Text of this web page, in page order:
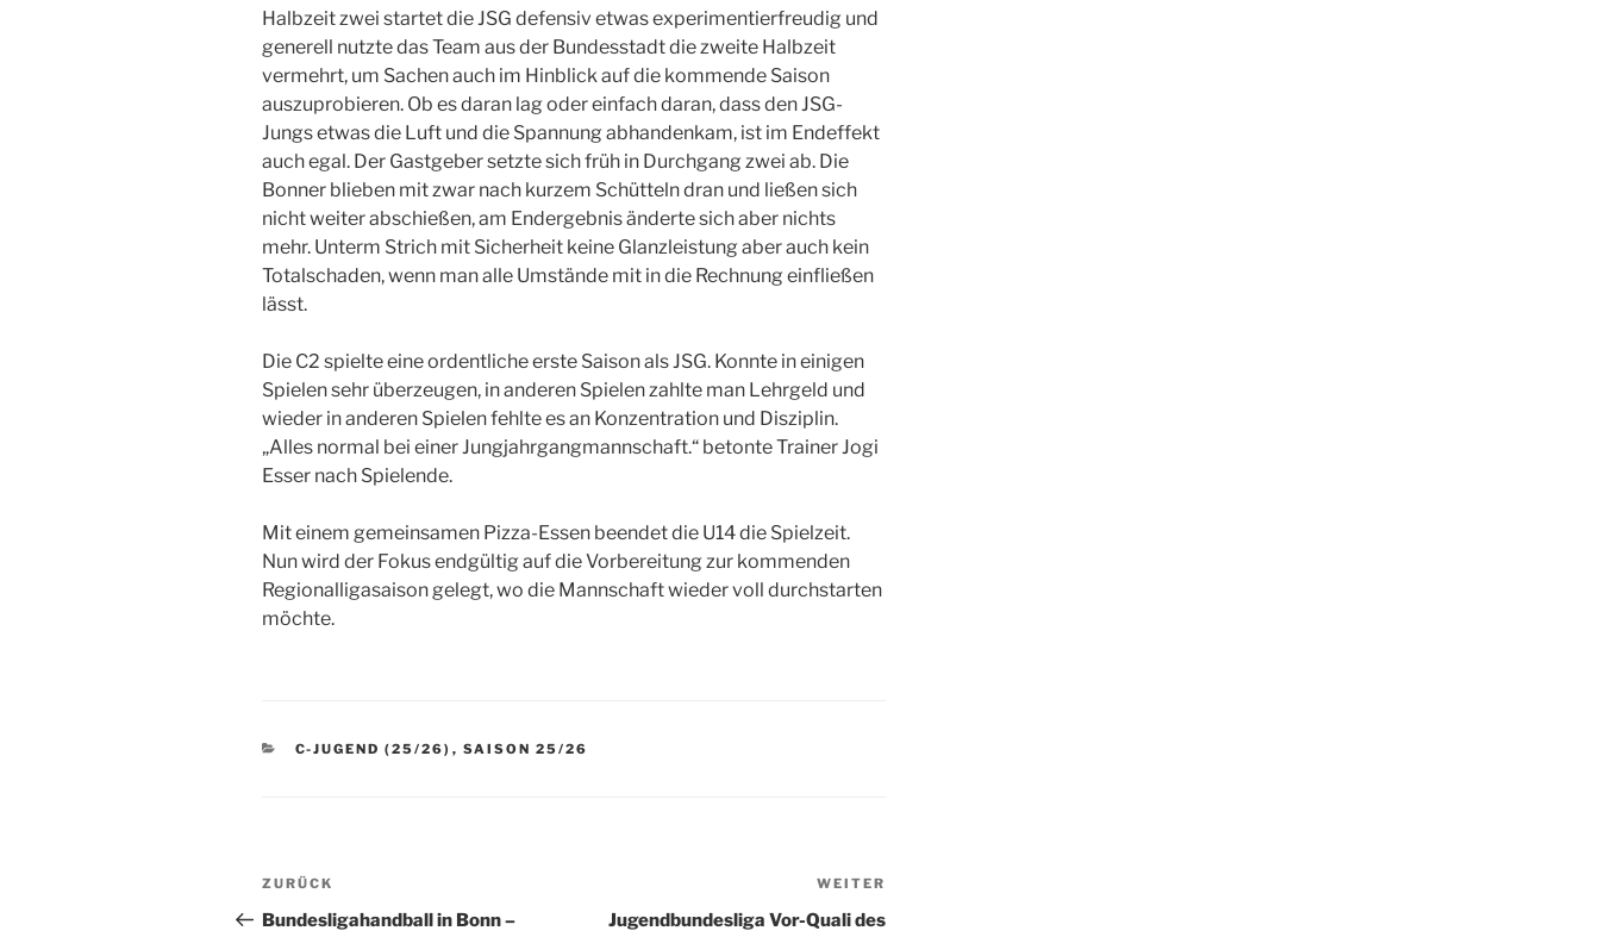
Halbzeit zwei startet die JSG defensiv etwas experimentierfreudig und
generell nutzte das Team aus der Bundesstadt die zweite Halbzeit
vermehrt, um Sachen auch im Hinblick auf die kommende Saison
auszuprobieren. Ob es daran lag oder einfach daran, dass den JSG-
Jungs etwas die Luft und die Spannung abhandenkam, ist im Endeffekt
auch egal. Der Gastgeber setzte sich früh in Durchgang zwei ab. Die
Bonner blieben mit zwar nach kurzem Schütteln dran und ließen sich
nicht weiter abschießen, am Endergebnis änderte sich aber nichts
mehr. Unterm Strich mit Sicherheit keine Glanzleistung aber auch kein
Totalschaden, wenn man alle Umstände mit in die Rechnung einfließen
lässt.
Die C2 spielte eine ordentliche erste Saison als JSG. Konnte in einigen
Spielen sehr überzeugen, in anderen Spielen zahlte man Lehrgeld und
wieder in anderen Spielen fehlte es an Konzentration und Disziplin.
„Alles normal bei einer Jungjahrgangmannschaft.“ betonte Trainer Jogi
Esser nach Spielende.
Mit einem gemeinsamen Pizza-Essen beendet die U14 die Spielzeit.
Nun wird der Fokus endgültig auf die Vorbereitung zur kommenden
Regionalligasaison gelegt, wo die Mannschaft wieder voll durchstarten
möchte.
KATEGORIEN
C-JUGEND (25/26) , SAISON 25/26
Beitragsnavigation
Vorheriger
Beitrag
ZURÜCK
Bundesligahandball in Bonn –
Beitrag
WEITER
Jugendbundesliga Vor-Quali des